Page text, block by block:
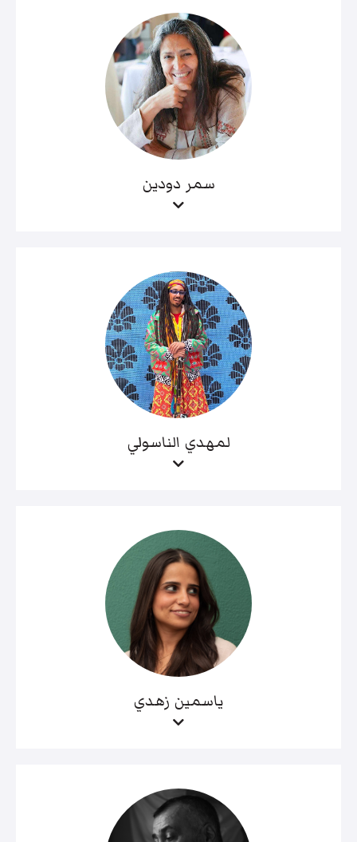
سمر دودين
لمهدي الناسولي
ياسمين زهدي